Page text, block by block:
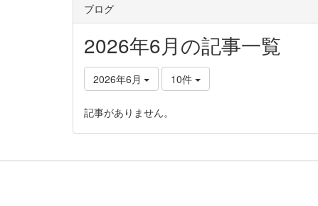
ブログ
2026年6月の記事一覧
2026年6月 10件
記事がありません。